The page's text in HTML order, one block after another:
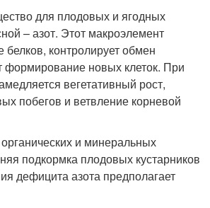
для плодовых и ягодных
– азот. Этот макроэлемент
белков, контролирует обмен
формирование новых клеток. При
вегетативный рост,
побегов и ветвление корневой
и минеральных
подкормка плодовых кустарников
дефицита азота предполагает